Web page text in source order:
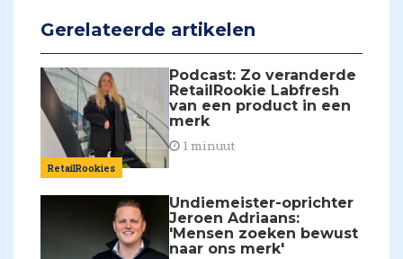
Gerelateerde artikelen
RetailRookies
Podcast: Zo veranderde
RetailRookie Labfresh
van een product in een
merk
1 minuut
Undiemeister-oprichter
Jeroen Adriaans:
'Mensen zoeken bewust
naar ons merk'